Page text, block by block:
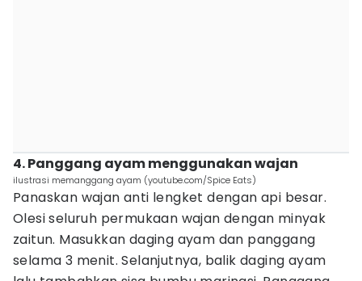
4. Panggang ayam menggunakan wajan
ilustrasi memanggang ayam (youtube.com/Spice Eats)
Panaskan wajan anti lengket dengan api besar.
Olesi seluruh permukaan wajan dengan minyak
zaitun. Masukkan daging ayam dan panggang
selama 3 menit. Selanjutnya, balik daging ayam